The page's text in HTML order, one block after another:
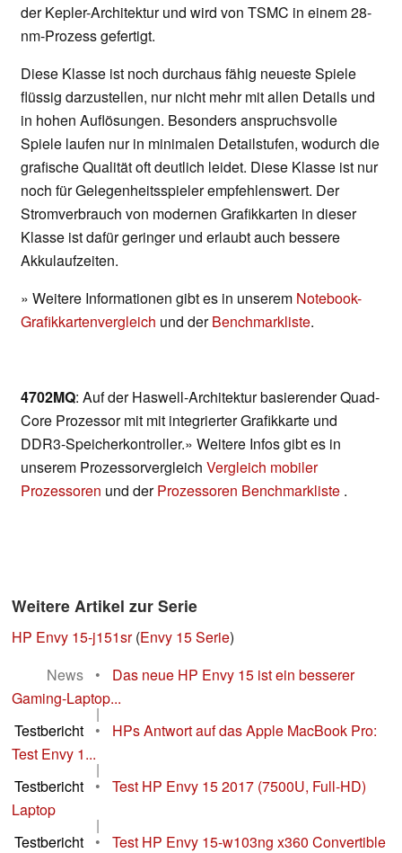
der Kepler-Architektur und wird von TSMC in einem 28-
nm-Prozess gefertigt.
Diese Klasse ist noch durchaus fähig neueste Spiele
flüssig darzustellen, nur nicht mehr mit allen Details und
in hohen Auflösungen. Besonders anspruchsvolle
Spiele laufen nur in minimalen Detailstufen, wodurch die
grafische Qualität oft deutlich leidet. Diese Klasse ist nur
noch für Gelegenheitsspieler empfehlenswert. Der
Stromverbrauch von modernen Grafikkarten in dieser
Klasse ist dafür geringer und erlaubt auch bessere
Akkulaufzeiten.
» Weitere Informationen gibt es in unserem Notebook-
Grafikkartenvergleich und derBenchmarkliste.
4702MQ: Auf der Haswell-Architektur basierender Quad-
Core Prozessor mit mit integrierter Grafikkarte und
DDR3-Speicherkontroller.» Weitere Infos gibt es in
unserem Prozessorvergleich Vergleich mobiler
Prozessoren und derProzessoren Benchmarkliste .
Weitere Artikel zur Serie
HP Envy 15-j151sr(Envy 15 Serie)
News
•
Das neue HP Envy 15 ist ein besserer
Gaming-Laptop...
|
Testbericht
•
HPs Antwort auf das Apple MacBook Pro:
Test Envy 1...
|
Testbericht
•
Test HP Envy 15 2017 (7500U, Full-HD)
Laptop
|
Testbericht
•
Test HP Envy 15-w103ng x360 Convertible